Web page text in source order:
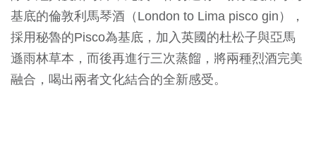
基底的倫敦利馬琴酒（London to Lima pisco gin），
採用秘魯的Pisco為基底，加入英國的杜松子與亞馬
遜雨林草本，而後再進行三次蒸餾，將兩種烈酒完美
融合，喝出兩者文化結合的全新感受。